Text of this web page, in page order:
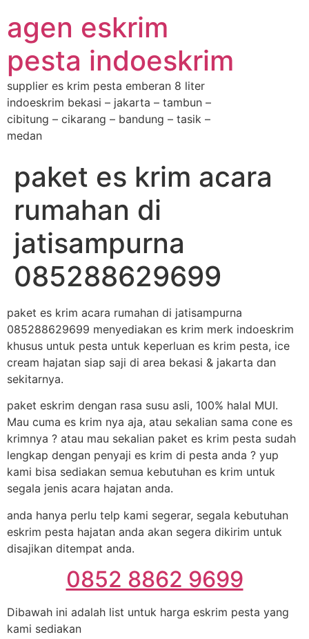
agen eskrim
pesta indoeskrim
supplier es krim pesta emberan 8 liter
indoeskrim bekasi – jakarta – tambun –
cibitung – cikarang – bandung – tasik –
medan
paket es krim acara
rumahan di
jatisampurna
085288629699
paket es krim acara rumahan di jatisampurna
085288629699 menyediakan es krim merk indoeskrim
khusus untuk pesta untuk keperluan es krim pesta, ice
cream hajatan siap saji di area bekasi & jakarta dan
sekitarnya.
paket eskrim dengan rasa susu asli, 100% halal MUI.
Mau cuma es krim nya aja, atau sekalian sama cone es
krimnya ? atau mau sekalian paket es krim pesta sudah
lengkap dengan penyaji es krim di pesta anda ? yup
kami bisa sediakan semua kebutuhan es krim untuk
segala jenis acara hajatan anda.
anda hanya perlu telp kami segerar, segala kebutuhan
eskrim pesta hajatan anda akan segera dikirim untuk
disajikan ditempat anda.
0852 8862 9699
Dibawah ini adalah list untuk harga eskrim pesta yang
kami sediakan